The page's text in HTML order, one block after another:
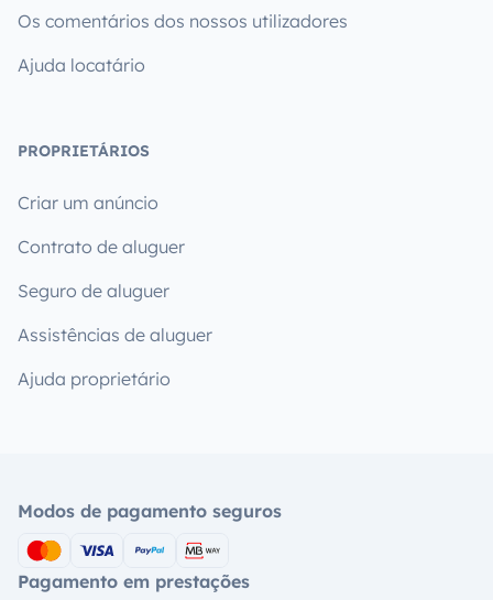
Os comentários dos nossos utilizadores
Ajuda locatário
PROPRIETÁRIOS
Criar um anúncio
Contrato de aluguer
Seguro de aluguer
Assistências de aluguer
Ajuda proprietário
Modos de pagamento seguros
Pagamento em prestações